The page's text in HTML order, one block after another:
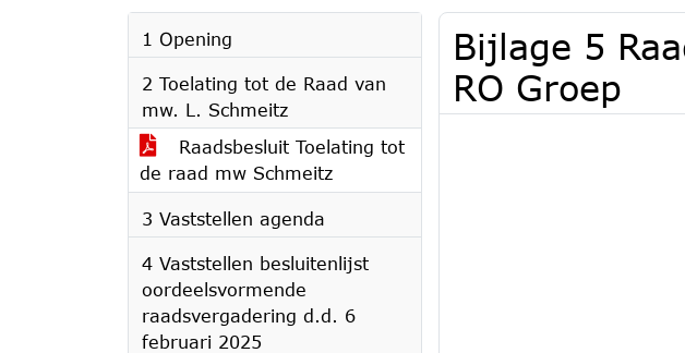
1 Opening
2 Toelating tot de Raad van
mw. L. Schmeitz
Raadsbesluit Toelating tot
de raad mw Schmeitz
3 Vaststellen agenda
4 Vaststellen besluitenlijst
oordeelsvormende
raadsvergadering d.d. 6
februari 2025
Bijlage 5
RO Groep